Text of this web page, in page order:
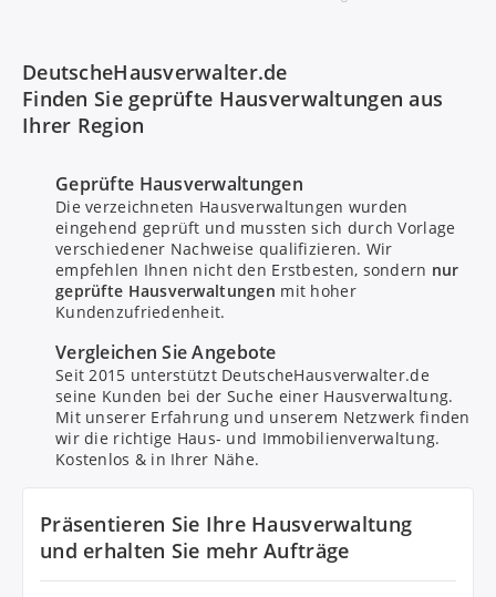
Nachricht senden
Mit Absenden stimmen Sie dem
DeutscheHausverwalter.de
Finden Sie geprüfte Hausverwaltungen aus
Ihrer Region
Geprüfte Hausverwaltungen
Die verzeichneten Hausverwaltungen wurden
eingehend geprüft und mussten sich durch Vorlage
verschiedener Nachweise qualifizieren. Wir
empfehlen Ihnen nicht den Erstbesten, sondern nur
geprüfte Hausverwaltungen mit hoher
Kundenzufriedenheit.
Vergleichen Sie Angebote
Seit 2015 unterstützt DeutscheHausverwalter.de
seine Kunden bei der Suche einer Hausverwaltung.
Mit unserer Erfahrung und unserem Netzwerk finden
wir die richtige Haus- und Immobilienverwaltung.
Kostenlos & in Ihrer Nähe.
Präsentieren Sie Ihre Hausverwaltung
und erhalten Sie mehr Aufträge